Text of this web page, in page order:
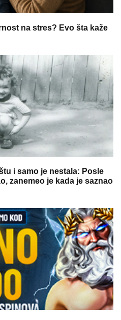
na stres? Evo šta kaže
i samo je nestala: Posle
zanemeo je kada je saznao